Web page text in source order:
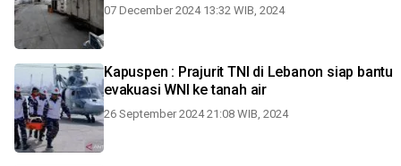
07 December 2024 13:32 WIB, 2024
Kapuspen : Prajurit TNI di Lebanon siap bantu
evakuasi WNI ke tanah air
26 September 2024 21:08 WIB, 2024